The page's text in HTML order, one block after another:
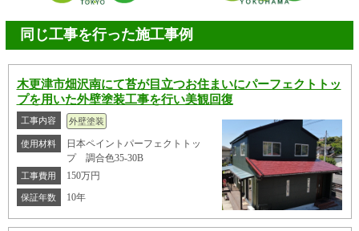
同じ工事を行った施工事例
木更津市畑沢南にて苔が目立つお住まいにパーフェクトトッ
プを用いた外壁塗装工事を行い美観回復
工事内容 外壁塗装
使用材料
日本ペイントパーフェクトトッ
プ 調合色35-30B
工事費用 150万円
保証年数 10年